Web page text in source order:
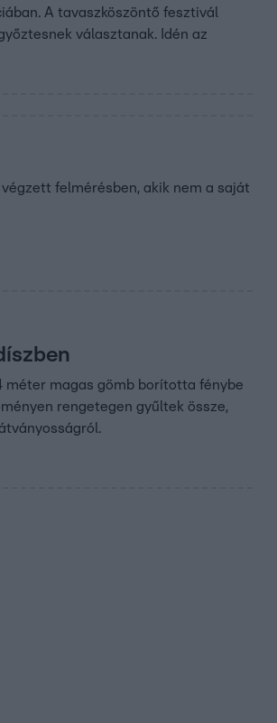
A tavaszköszöntő fesztivál
választanak. Idén az
felmérésben, akik nem a saját
méter magas gömb borította fénybe
rengetegen gyűltek össze,